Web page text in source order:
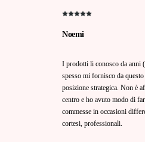
Noemi
I prodotti li conosco da anni
spesso mi fornisco da
posizione strategica. Non è
centro e ho avuto modo di
commesse in occasioni
cortesi, professionali.